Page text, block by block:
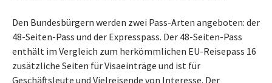
Den Bundesbürgern werden zwei Pass-Arten angeboten: der
48-Seiten-Pass und der Expresspass. Der 48-Seiten-Pass
enthält im Vergleich zum herkömmlichen EU-Reisepass 16
zusätzliche Seiten für Visaeinträge und ist für
Geschäftsleute und Vielreisende von Interesse. Der